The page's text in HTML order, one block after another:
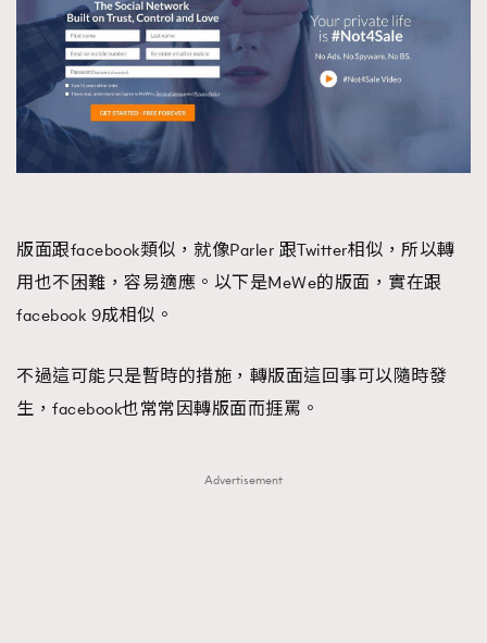
版面跟facebook類似，就像Parler 跟Twitter相似，所以轉
用也不困難，容易適應。以下是MeWe的版面，實在跟
facebook 9成相似。
不過這可能只是暫時的措施，轉版面這回事可以隨時發
生，facebook也常常因轉版面而捱罵。
Advertisement